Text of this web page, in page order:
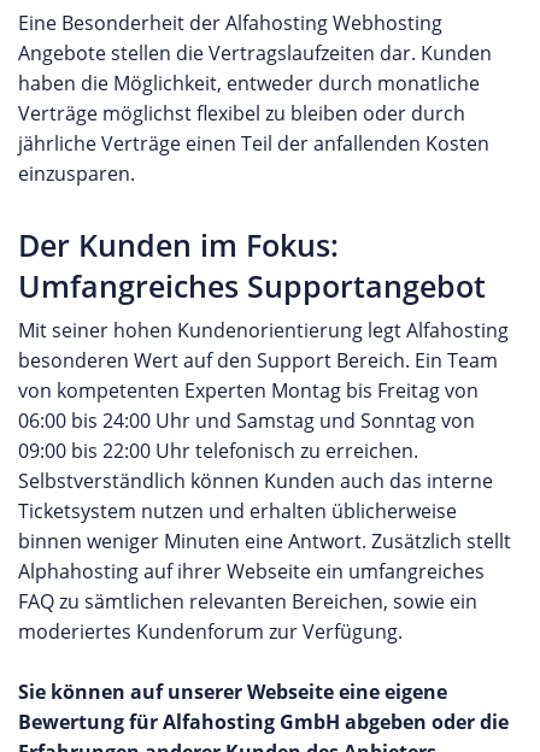
Eine Besonderheit der Alfahosting Webhosting
Angebote stellen die Vertragslaufzeiten dar. Kunden
haben die Möglichkeit, entweder durch monatliche
Verträge möglichst flexibel zu bleiben oder durch
jährliche Verträge einen Teil der anfallenden Kosten
einzusparen.
Der Kunden im Fokus:
Umfangreiches Supportangebot
Mit seiner hohen Kundenorientierung legt Alfahosting
besonderen Wert auf den Support Bereich. Ein Team
von kompetenten Experten Montag bis Freitag von
06:00 bis 24:00 Uhr und Samstag und Sonntag von
09:00 bis 22:00 Uhr telefonisch zu erreichen.
Selbstverständlich können Kunden auch das interne
Ticketsystem nutzen und erhalten üblicherweise
binnen weniger Minuten eine Antwort. Zusätzlich stellt
Alphahosting auf ihrer Webseite ein umfangreiches
FAQ zu sämtlichen relevanten Bereichen, sowie ein
moderiertes Kundenforum zur Verfügung.
Sie können auf unserer Webseite eine eigene
Bewertung für Alfahosting GmbH abgeben oder die